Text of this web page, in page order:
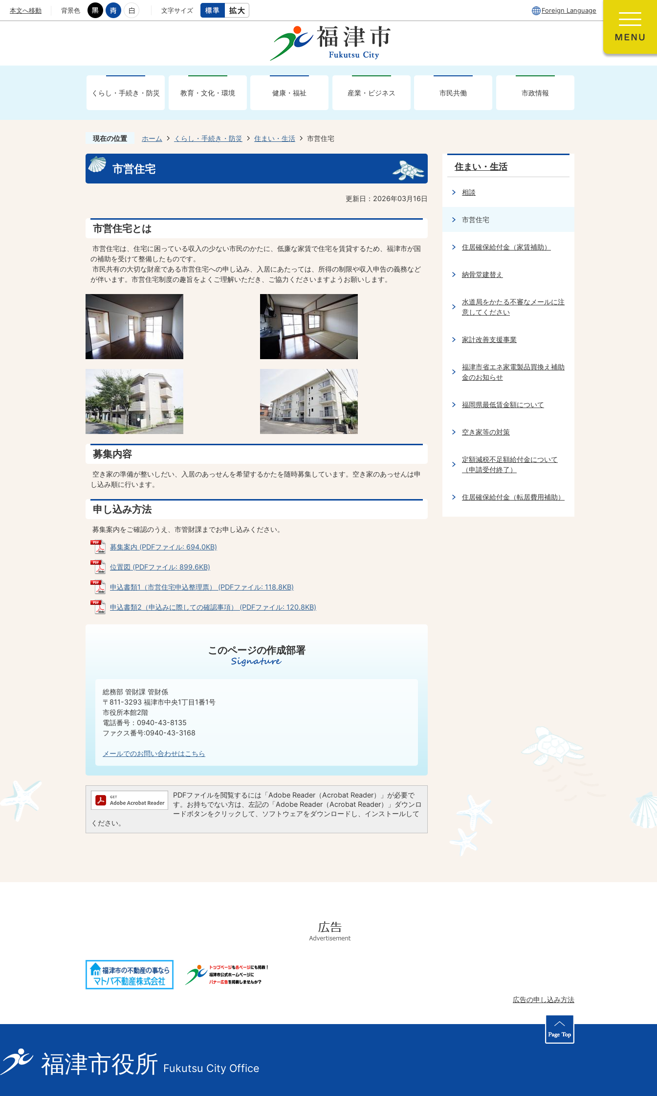
本文へ移動 背景色 文字サイズ Foreign Language
くらし・手続き・防災 教育・文化・環境 健康・福祉 産業・ビジネス 市民共働 市政情報
現在の位置 ホーム くらし・手続き・防災 住まい・生活 市営住宅
市営住宅
更新日：2026年03月16日
市営住宅とは
市営住宅は、住宅に困っている収入の少ない市民のかたに、低廉な家賃で住宅を賃貸するため、福津市が国
の補助を受けて整備したものです。
市民共有の大切な財産である市営住宅への申し込み、入居にあたっては、所得の制限や収入申告の義務など
が伴います。市営住宅制度の趣旨をよくご理解いただき、ご協力くださいますようお願いします。
募集内容
空き家の準備が整いしだい、入居のあっせんを希望するかたを随時募集しています。空き家のあっせんは申
し込み順に行います。
申し込み方法
募集案内をご確認のうえ、市管財課までお申し込みください。
募集案内 (PDFファイル: 694.0KB)
位置図 (PDFファイル: 899.6KB)
申込書類1（市営住宅申込整理票） (PDFファイル: 118.8KB)
申込書類2（申込みに際しての確認事項） (PDFファイル: 120.8KB)
このページの作成部署
総務部 管財課 管財係
〒811-3293 福津市中央1丁目1番1号
市役所本館2階
電話番号：0940-43-8135
ファクス番号:0940-43-3168
メールでのお問い合わせはこちら
PDFファイルを閲覧するには「Adobe Reader（Acrobat Reader）」が必要で
す。お持ちでない方は、左記の「Adobe Reader（Acrobat Reader）」ダウンロ
ードボタンをクリックして、ソフトウェアをダウンロードし、インストールして
ください。
住まい・生活
相談
市営住宅
住居確保給付金（家賃補助）
納骨堂建替え
水道局をかたる不審なメールに注
意してください
家計改善支援事業
福津市省エネ家電製品買換え補助
金のお知らせ
福岡県最低賃金額について
空き家等の対策
定額減税不足額給付金について
（申請受付終了）
住居確保給付金（転居費用補助）
告
広告の申し込み方法
福
津
福津市役所 Fukutsu City Office